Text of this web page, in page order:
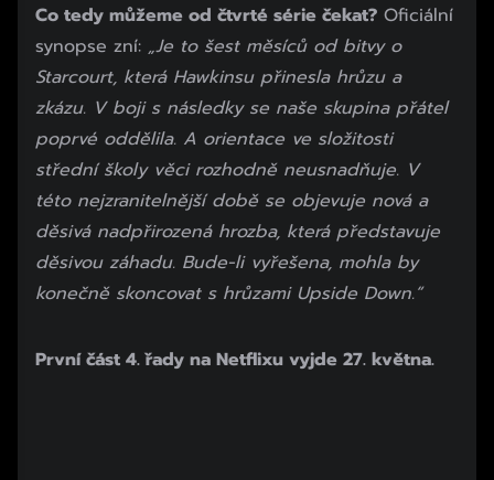
Co tedy můžeme od čtvrté série čekat? Oficiální
synopse zní: „Je to šest měsíců od bitvy o
Starcourt, která Hawkinsu přinesla hrůzu a
zkázu. V boji s následky se naše skupina přátel
poprvé oddělila. A orientace ve složitosti
střední školy věci rozhodně neusnadňuje. V
této nejzranitelnější době se objevuje nová a
děsivá nadpřirozená hrozba, která představuje
děsivou záhadu. Bude-li vyřešena, mohla by
konečně skoncovat s hrůzami Upside Down.“
Začátek reklamy
Konec reklamy
První část 4. řady na Netflixu vyjde 27. května.